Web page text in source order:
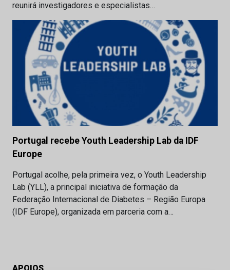
reunirá investigadores e especialistas…
Portugal recebe Youth Leadership Lab da IDF
Europe
Portugal acolhe, pela primeira vez, o Youth Leadership
Lab (YLL), a principal iniciativa de formação da
Federação Internacional de Diabetes – Região Europa
(IDF Europe), organizada em parceria com a…
APOIOS